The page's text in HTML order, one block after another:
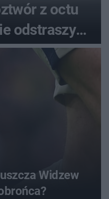
z octu
odstraszy
owady
Widzew